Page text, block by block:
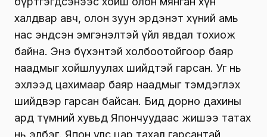
халдвар авч, олон зуун эрдэнэт хүний амь
нас эндсэн эмгэнэлтэй үйл явдал тохиож
байна. Энэ бүхэнтэй холбоотойгоор баяр
наадмыг хойшлуулах шийдтэй гарсан. Уг нь
эхлээд цахимаар баяр наадмыг тэмдэглэх
шийдвэр гарсан байсан. Бид дорно дахины
ард түмний хувьд Япончуудаас жишээ татах
нь элбэг. Япон улс цар тахал гарсантай